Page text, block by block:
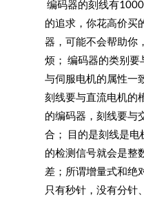
编码器的刻线有
的追求，你花高价买
器，可能不会帮助你
烦； 编码器的类别
与伺服电机的属性一
刻线要与直流电机的
的编码器，刻线要与
合； 目的是刻线是
的检测信号就会是整
差；所谓增量式和绝
只有秒针，没有分针